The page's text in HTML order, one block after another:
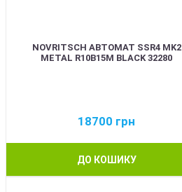
NOVRITSCH АВТОМАТ SSR4 MK2
METAL R10B15M BLACK 32280
18700 грн
ДО КОШИКУ